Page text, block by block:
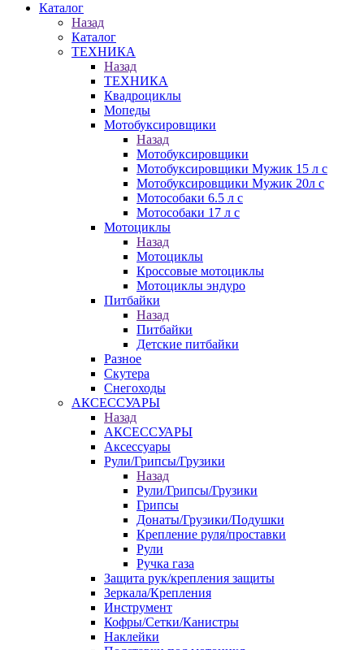
Каталог
Назад
Каталог
ТЕХНИКА
Назад
ТЕХНИКА
Квадроциклы
Мопеды
Мотобуксировщики
Назад
Мотобуксировщики
Мотобуксировщики Мужик 15 л с
Мотобуксировщики Мужик 20л с
Мотособаки 6.5 л с
Мотособаки 17 л с
Мотоциклы
Назад
Мотоциклы
Кроссовые мотоциклы
Мотоциклы эндуро
Питбайки
Назад
Питбайки
Детские питбайки
Разное
Скутера
Снегоходы
АКСЕССУАРЫ
Назад
АКСЕССУАРЫ
Аксессуары
Рули/Грипсы/Грузики
Назад
Рули/Грипсы/Грузики
Грипсы
Донаты/Грузики/Подушки
Крепление руля/проставки
Рули
Ручка газа
Защита рук/крепления защиты
Зеркала/Крепления
Инструмент
Кофры/Сетки/Канистры
Наклейки